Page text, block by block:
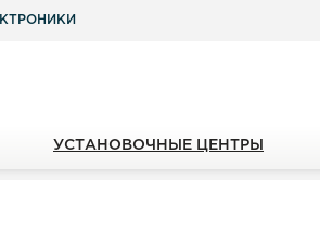
УСТАНОВОЧНЫЕ ЦЕНТРЫ